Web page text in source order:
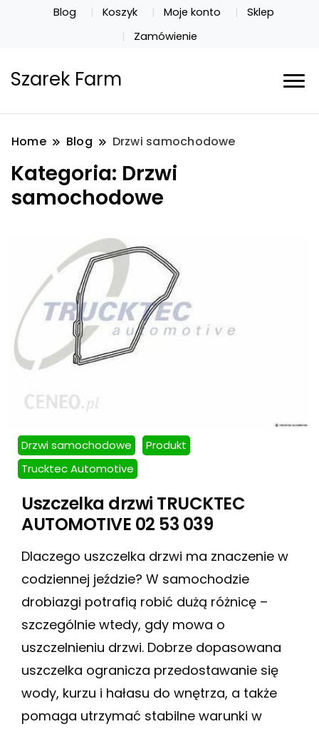
Blog Koszyk Moje konto
Sklep
Zamówienie
Szarek Farm
Home Blog Drzwi samochodowe
Kategoria: Drzwi
samochodowe
Drzwi samochodowe
Produkt
Trucktec Automotive
Uszczelka drzwi TRUCKTEC
AUTOMOTIVE 02 53 039
Dlaczego uszczelka drzwi ma znaczenie w
codziennej jeździe? W samochodzie
drobiazgi potrafią robić dużą różnicę –
szczególnie wtedy, gdy mowa o
uszczelnieniu drzwi. Dobrze dopasowana
uszczelka ogranicza przedostawanie się
wody, kurzu i hałasu do wnętrza, a także
pomaga utrzymać stabilne warunki w